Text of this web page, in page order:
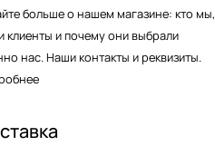
больше о нашем магазине: кто мы,
клиенты и почему они выбрали
нас. Наши контакты и реквизиты.